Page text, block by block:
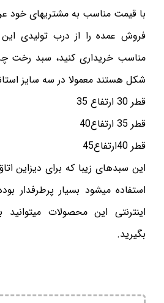
با قیمت مناسب به مشتریهای خود
فروش عمده را از درب تولیدی
مناسب خریداری کنید، سبد رخت
شکل هستند معمولا در سه سایز
قطر 30 ارتفاع 35
قطر 35 ارتفاع40
قطر 40ارتفاع45
این سبدهای زیبا که برای دیزاین
استفاده میشود بسیار پرطرفدار
اینترنتی این محصولات
بگیرید.